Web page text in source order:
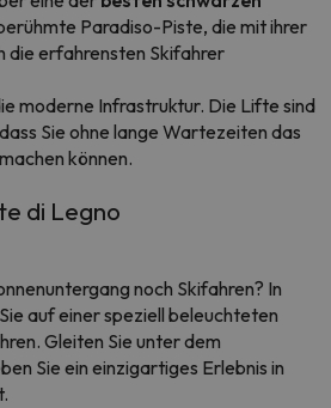
Paradiso-Piste, die mit ihrer
die erfahrensten Skifahrer
moderne Infrastruktur. Die Lifte sind
Sie ohne lange Wartezeiten das
können.
di Legno
noch Skifahren? In
auf einer speziell beleuchteten
Gleiten Sie unter dem
Sie ein einzigartiges Erlebnis in